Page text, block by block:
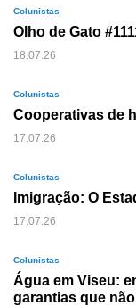
Colunistas
Olho de Gato
18.07.26
Colunistas
Cooperativas de
17.07.26
Colunistas
Imigração: O
17.07.26
Colunistas
Água em Viseu:
garantias que